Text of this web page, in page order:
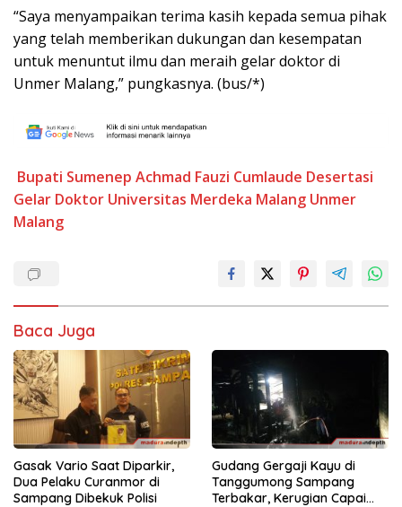
“Saya menyampaikan terima kasih kepada semua pihak
yang telah memberikan dukungan dan kesempatan
untuk menuntut ilmu dan meraih gelar doktor di
Unmer Malang,” pungkasnya. (bus/*)
Bupati Sumenep Achmad Fauzi Cumlaude Desertasi
Gelar Doktor Universitas Merdeka Malang Unmer
Malang
Baca Juga
Gasak Vario Saat Diparkir,
Dua Pelaku Curanmor di
Sampang Dibekuk Polisi
Gudang Gergaji Kayu di
Tanggumong Sampang
Terbakar, Kerugian Capai